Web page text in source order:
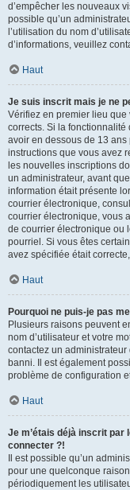
d’empêcher les nouveaux
possible qu’un
l’utilisation du nom
d’informations, veuillez
Haut
Je suis inscrit mais je ne
Vérifiez en premier lieu que
corrects. Si la fonctionnalité
avoir en dessous de 13 ans
instructions que vous avez
les nouvelles inscriptions
un administrateur, avant
information était présente
courrier électronique,
courrier électronique, vous
de courrier électronique ou
pourriel. Si vous êtes
avez spécifiée était
Haut
Pourquoi ne puis-je pas
Plusieurs raisons peuvent
nom d’utilisateur et votre
contactez un
banni. Il est également
problème de configuration
Haut
Je m’étais déjà inscrit par
connecter ?!
Il est possible qu’un
pour une quelconque
périodiquement les